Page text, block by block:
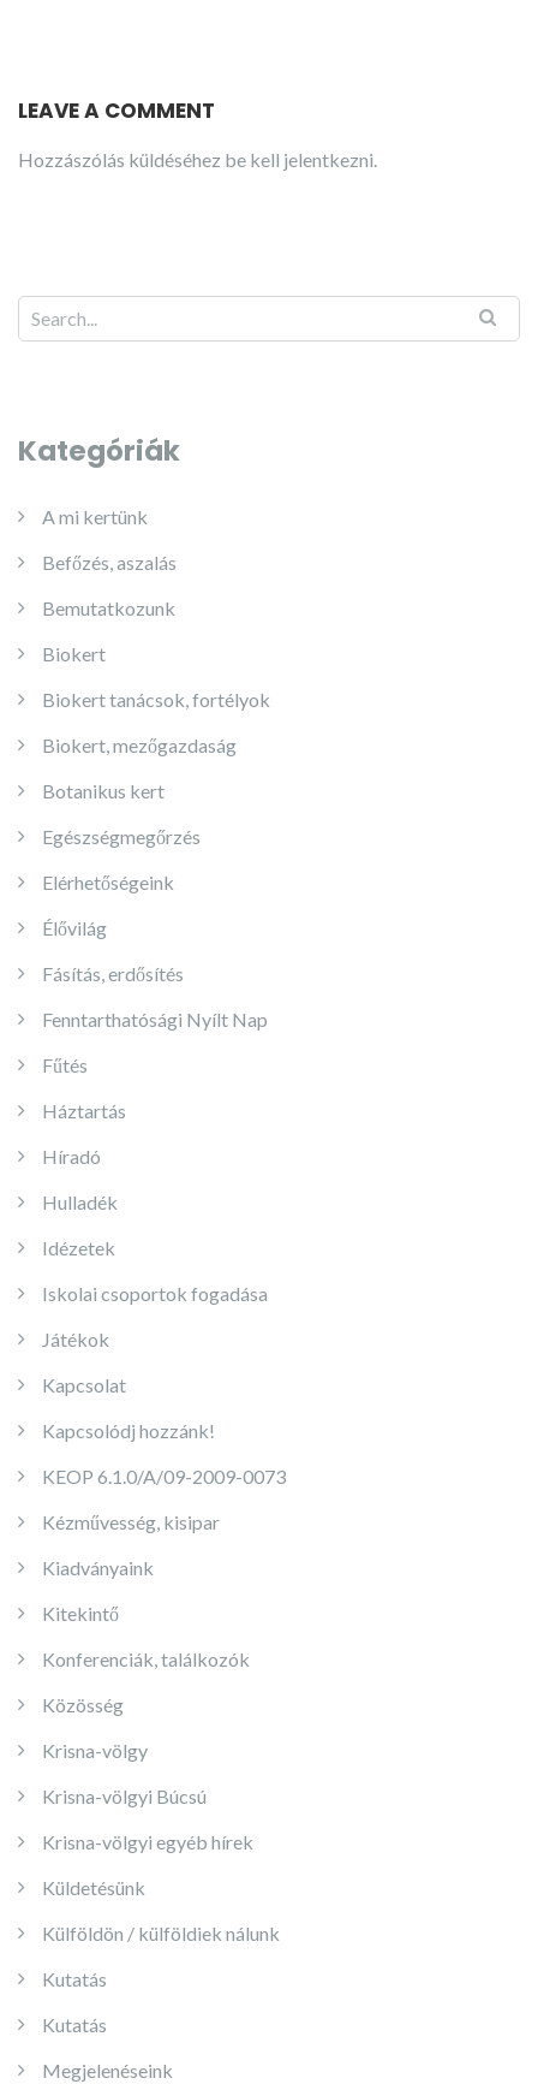
LEAVE A COMMENT
Hozzászólás küldéséhez be kell jelentkezni.
Kategóriák
A mi kertünk
Befőzés, aszalás
Bemutatkozunk
Biokert
Biokert tanácsok, fortélyok
Biokert, mezőgazdaság
Botanikus kert
Egészségmegőrzés
Elérhetőségeink
Élővilág
Fásítás, erdősítés
Fenntarthatósági Nyílt Nap
Fűtés
Háztartás
Híradó
Hulladék
Idézetek
Iskolai csoportok fogadása
Játékok
Kapcsolat
Kapcsolódj hozzánk!
KEOP 6.1.0/A/09-2009-0073
Kézművesség, kisipar
Kiadványaink
Kitekintő
Konferenciák, találkozók
Közösség
Krisna-völgy
Krisna-völgyi Búcsú
Krisna-völgyi egyéb hírek
Küldetésünk
Külföldön / külföldiek nálunk
Kutatás
Kutatás
Megjelenéseink